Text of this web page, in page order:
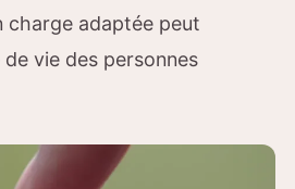
charge adaptée peut
vie des personnes